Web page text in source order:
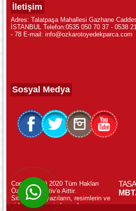
WhatsApp ile Online
İletişim
Adres: Talatpaşa Mahallesi Gazhane
İSTANBUL Telefon:0535 050 70 37 - 0538
- 78 E-mail: info@ozkarotoyedekparca.com
Sosyal Medya
Copyright (c) 2020 Tüm Hakları
Özkar Otomotiv'e Aittir.
Sitemizdeki yazıların, resimlerin ve
videoların izinsiz kopyalanması